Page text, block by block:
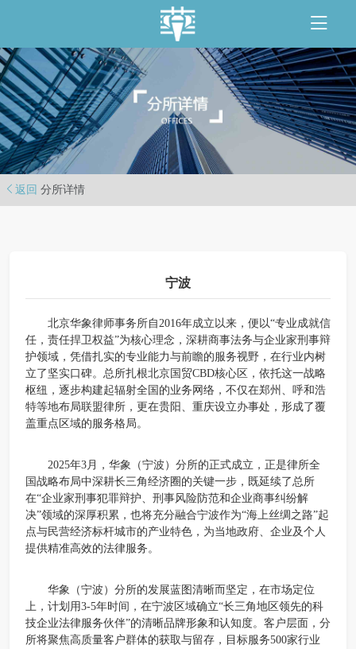
返回 分所详情
宁波
北京华象律师事务所自2016年成立以来，便以“专业成就信
任，责任捍卫权益”为核心理念，深耕商事法务与企业家刑事辩
护领域，凭借扎实的专业能力与前瞻的服务视野，在行业内树
立了坚实口碑。总所扎根北京国贸CBD核心区，依托这一战略
枢纽，逐步构建起辐射全国的业务网络，不仅在郑州、呼和浩
特等地布局联盟律所，更在贵阳、重庆设立办事处，形成了覆
盖重点区域的服务格局。
2025年3月，华象（宁波）分所的正式成立，正是律所全
国战略布局中深耕长三角经济圈的关键一步，既延续了总所
在“企业家刑事犯罪辩护、刑事风险防范和企业商事纠纷解
决”领域的深厚积累，也将充分融合宁波作为“海上丝绸之路”起
点与民营经济标杆城市的产业特色，为当地政府、企业及个人
提供精准高效的法律服务。
华象（宁波）分所的发展蓝图清晰而坚定，在市场定位
上，计划用3-5年时间，在宁波区域确立“长三角地区领先的科
技企业法律服务伙伴”的清晰品牌形象和认知度。客户层面，分
所将聚焦高质量客户群体的获取与留存，目标服务500家行业